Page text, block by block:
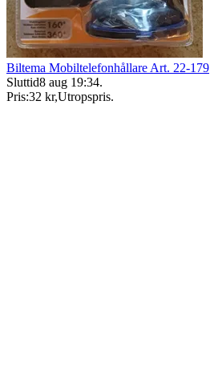
Biltema Mobiltelefonhållare Art. 22-179
Sluttid8 aug 19:34.
Pris:32 kr,Utropspris.